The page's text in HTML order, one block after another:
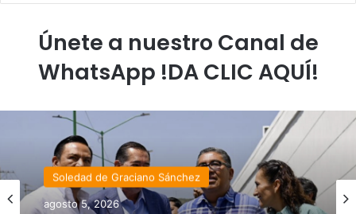
Únete a nuestro Canal de
WhatsApp !DA CLIC AQUÍ!
Soledad de Graciano Sánchez
agosto 5, 2026